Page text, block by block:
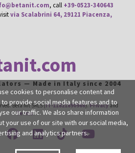
, call +39-0523-340643
via Scalabrini 64, 29121 Piacenza,
— Made in Italy since 2004
Beta Nit SRLS (IT-11821890966). Privacyand
Terms.
facebook
linkedin
tiktok
cookies to personalise content and
to provide social media features and to
our traffic. We also share information
your use of our site with our social media,
and analytics partners.